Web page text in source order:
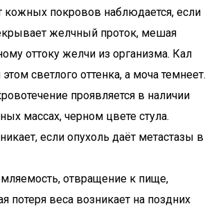
покровов наблюдается, если
желчный проток, мешая
оттоку желчи из организма. Кал
светлого оттенка, а моча темнеет.
проявляется в наличии
массах, черном цвете стула.
если опухоль даёт метастазы в
отвращение к пище,
потеря веса возникает на поздних